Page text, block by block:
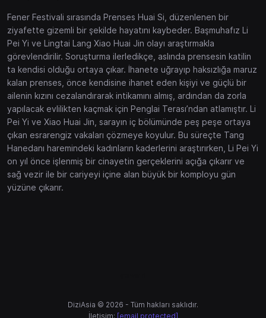
Fener Festivali sırasında Prenses Huai Si, düzenlenen bir
ziyafette gizemli bir şekilde hayatını kaybeder. Başmuhafız Li
Pei Yi ve Lingtai Lang Xiao Huai Jin olayı araştırmakla
görevlendirilir. Soruşturma ilerledikçe, aslında prensesin katilin
ta kendisi olduğu ortaya çıkar. İhanete uğrayıp haksızlığa maruz
kalan prenses, önce kendisine ihanet eden kişiyi ve güçlü bir
ailenin kızını cezalandırarak intikamını almış, ardından da zorla
yapılacak evlilikten kaçmak için Penglai Terası’ndan atlamıştır. Li
Pei Yi ve Xiao Huai Jin, sarayın iç bölümünde peş peşe ortaya
çıkan esrarengiz vakaları çözmeye koyulur. Bu süreçte Tang
Hanedanı haremindeki kadınların kaderlerini araştırırken, Li Pei Yi
on yıl önce işlenmiş bir cinayetin gerçeklerini açığa çıkarır ve
sağ vezir ile bir cariyeyi içine alan büyük bir komployu gün
yüzüne çıkarır.
DiziAsia © 2026 - Tüm hakları saklıdır.
İletişim: [email protected]